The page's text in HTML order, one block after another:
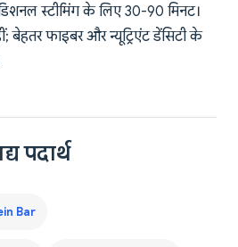
स्टीमिंग के लिए 30-90 मिनट।
बेहतर फाइबर और न्यूट्रिएंट डेंसिटी के
पदार्थ
Bar